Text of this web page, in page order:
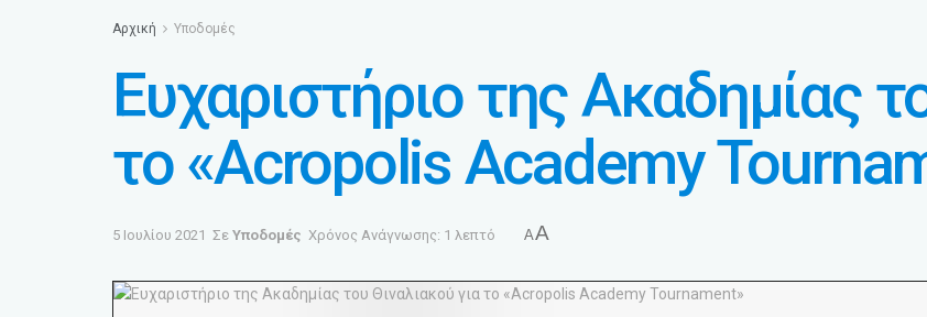
Αρχική Υποδομές
Ευχαριστήριο της Ακαδημίας
το «Acropolis Academy
5 Ιουλίου 2021 Σε Υποδομές Χρόνος Ανάγνωσης: 1 λεπτό AA